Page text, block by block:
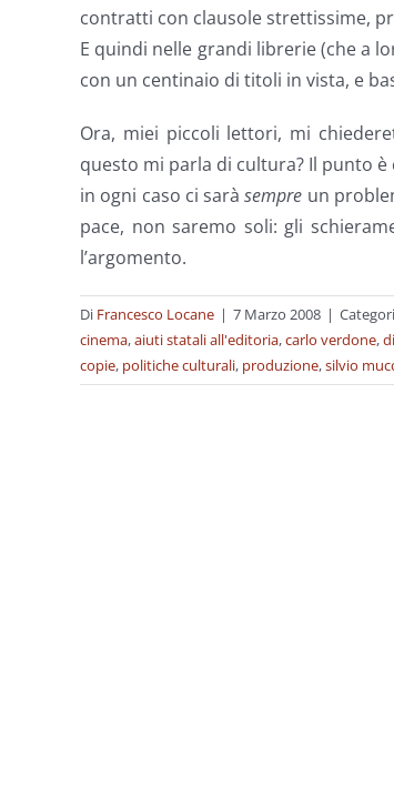
contratti con clausole strettissime,
E quindi nelle grandi librerie (che a
con un centinaio di titoli in vista, e
Ora, miei piccoli lettori, mi
questo mi parla di cultura? Il punto è
in ogni caso ci saràsempre un
pace, non saremo soli: gli
l’argomento.
Di Francesco Locane | 7 Marzo 2008 |
cinema,aiuti statali all'editoria,carlo verdone,
copie, politiche culturali, produzione,silvio